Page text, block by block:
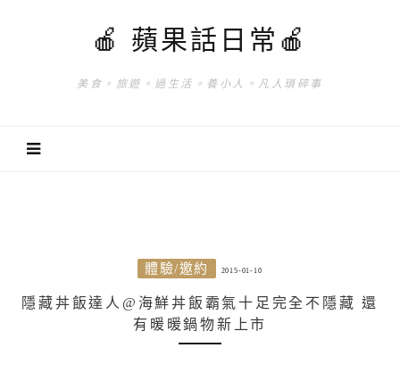
🍎 蘋果話日常🍎
美食。旅遊。過生活。養小人。凡人瑣碎事
體驗/邀約 2015-01-10
隱藏丼飯達人@海鮮丼飯霸氣十足完全不隱藏 還
有暖暖鍋物新上市